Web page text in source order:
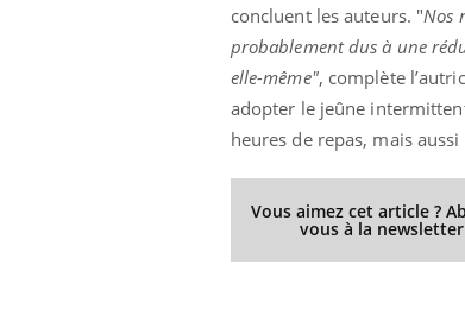
concluent les auteurs. "Nos
probablement dus à une
elle-même", complète
adopter le jeûne
heures de repas, mais
Vous aimez cet article ?
vous à la